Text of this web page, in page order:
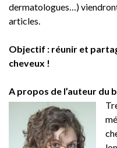
dermatologues…)
articles.
Objectif : réunir et
cheveux !
A propos de l’auteur du